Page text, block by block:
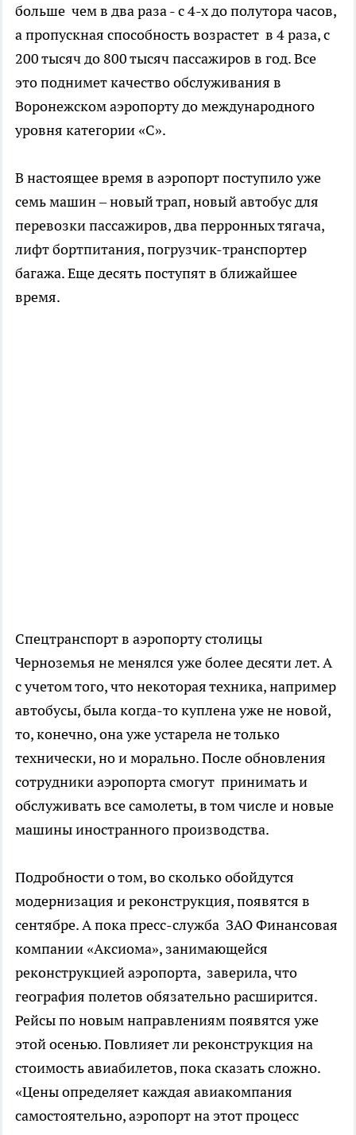
больше чем в два раза - с 4-х до полутора часов,
а пропускная способность возрастет в 4 раза, с
200 тысяч до 800 тысяч пассажиров в год. Все
это поднимет качество обслуживания в
Воронежском аэропорту до международного
уровня категории «С».
В настоящее время в аэропорт поступило уже
семь машин – новый трап, новый автобус для
перевозки пассажиров, два перронных тягача,
лифт бортпитания, погрузчик-транспортер
багажа. Еще десять поступят в ближайшее
время.
Спецтранспорт в аэропорту столицы
Черноземья не менялся уже более десяти лет. А
с учетом того, что некоторая техника, например
автобусы, была когда-то куплена уже не новой,
то, конечно, она уже устарела не только
технически, но и морально. После обновления
сотрудники аэропорта смогут принимать и
обслуживать все самолеты, в том числе и новые
машины иностранного производства.
Подробности о том, во сколько обойдутся
модернизация и реконструкция, появятся в
сентябре. А пока пресс-служба ЗАО Финансовая
компании «Аксиома», занимающейся
реконструкцией аэропорта, заверила, что
география полетов обязательно расширится.
Рейсы по новым направлениям появятся уже
этой осенью. Повлияет ли реконструкция на
стоимость авиабилетов, пока сказать сложно.
«Цены определяет каждая авиакомпания
самостоятельно, аэропорт на этот процесс